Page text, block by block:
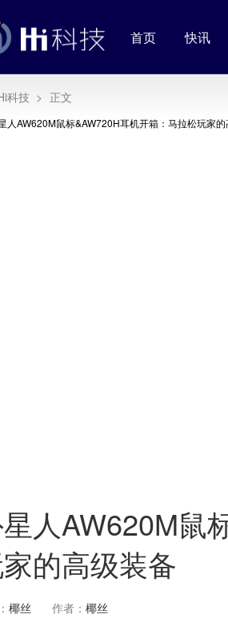
首页 快讯
科技 > 正文
人AW620M鼠
的高级装备
椰丝 作者： 椰丝